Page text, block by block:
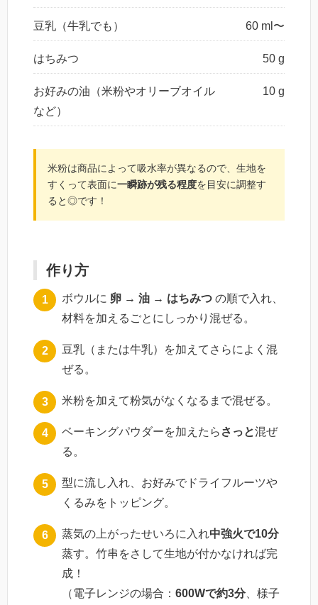
豆乳（牛乳でも） 60 ml〜
はちみつ 50 g
お好みの油（米粉やオリーブオイル
など）
10 g
米粉は商品によって吸水率が異なるので、生地を
すくって表面に一瞬跡が残る程度を目安に調整す
ると◎です！
作り方
ボウルに 卵 → 油 → はちみつ の順で入れ、
材料を加えるごとにしっかり混ぜる。
豆乳（または牛乳）を加えてさらによく混
ぜる。
米粉を加えて粉気がなくなるまで混ぜる。
ベーキングパウダーを加えたら さっと混ぜ
る。
型に流し入れ、お好みでドライフルーツや
くるみをトッピング。
蒸気の上がったせいろに入れ中強火で10分
蒸す。竹串をさして生地が付かなければ完
成！
（電子レンジの場合： 600Wで約3分、様子